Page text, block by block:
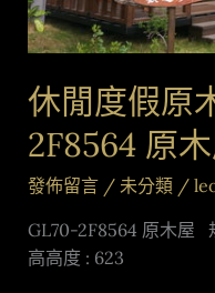
休閒度假原
2F8564 原
發佈留言 / 未分類/
GL70-2F8564 原木屋
高高度 : 623
GL70-
2F8564
木